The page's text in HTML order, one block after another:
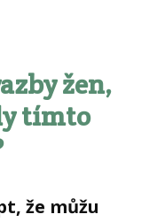
žen,
tímto
že můžu